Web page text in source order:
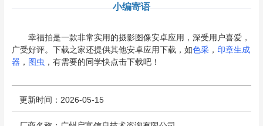
小编寄语
幸福拍是一款非常实用的摄影图像安卓应用，深受用户喜爱，
广受好评。下载之家还提供其他安卓应用下载，如色采， 印章生成
器 ， 图虫 ，有需要的同学快点击下载吧！
更新时间：2026-05-15